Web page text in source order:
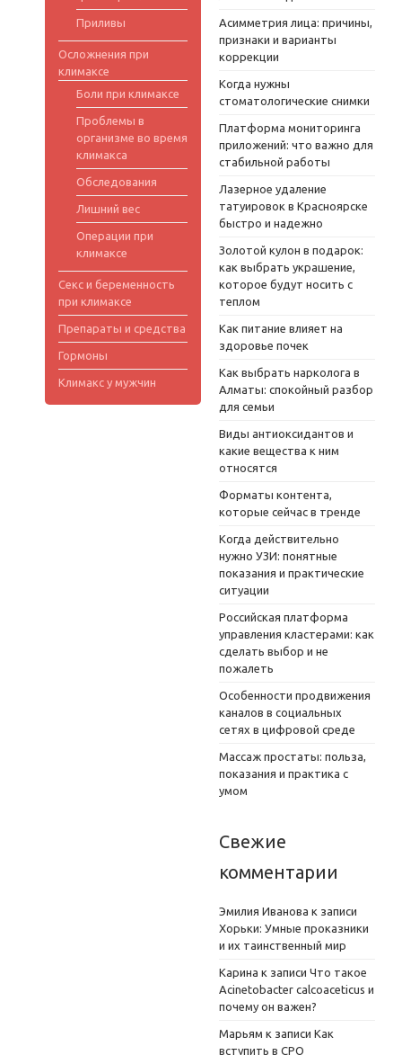
Приливы
Осложнения при
климаксе
Боли при климаксе
Проблемы в
организме во время
климакса
Обследования
Лишний вес
Операции при
климаксе
Секс и беременность
при климаксе
Препараты и средства
Гормоны
Климакс у мужчин
Асимметрия лица: причины,
признаки и варианты
коррекции
Когда нужны
стоматологические снимки
Платформа мониторинга
приложений: что важно для
стабильной работы
Лазерное удаление
татуировок в Красноярске
быстро и надежно
Золотой кулон в подарок:
как выбрать украшение,
которое будут носить с
теплом
Как питание влияет на
здоровье почек
Как выбрать нарколога в
Алматы: спокойный разбор
для семьи
Виды антиоксидантов и
какие вещества к ним
относятся
Форматы контента,
которые сейчас в тренде
Когда действительно
нужно УЗИ: понятные
показания и практические
ситуации
Российская платформа
управления кластерами: как
сделать выбор и не
пожалеть
Особенности продвижения
каналов в социальных
сетях в цифровой среде
Массаж простаты: польза,
показания и практика с
умом
Свежие
комментарии
Эмилия Иванова к записи
Хорьки: Умные проказники
и их таинственный мир
Карина к записи Что такое
Acinetobacter calcoaceticus и
почему он важен?
Марьям к записи Как
вступить в СРО